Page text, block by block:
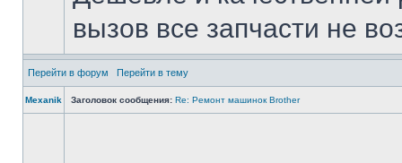
вызов все запчасти не
Перейти в форум Перейти в тему
Mexanik Заголовок сообщения: Re: Ремонт машинок Brother